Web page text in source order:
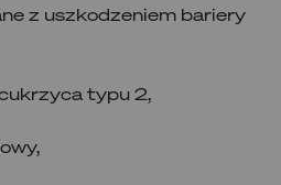
z uszkodzeniem bariery
typu 2,